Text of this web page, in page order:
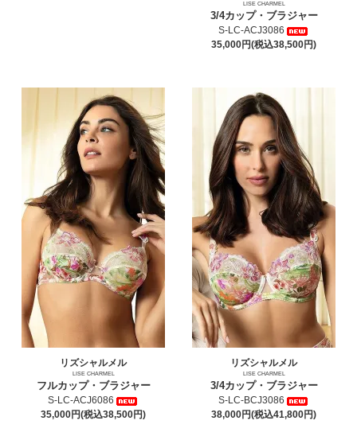
LISE CHARMEL
3/4カップ・ブラジャー
S-LC-ACJ3086
35,000円(税込38,500円)
リズシャルメル
LISE CHARMEL
フルカップ・ブラジャー
S-LC-ACJ6086
35,000円(税込38,500円)
リズシャルメル
LISE CHARMEL
3/4カップ・ブラジャー
S-LC-BCJ3086
38,000円(税込41,800円)